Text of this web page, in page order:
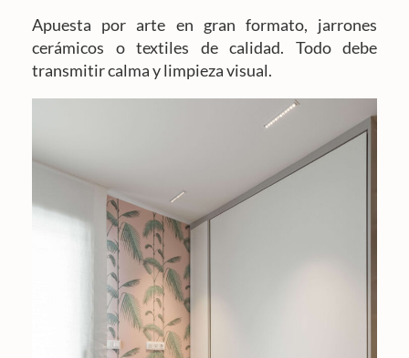
Apuesta por arte en gran formato, jarrones
cerámicos o textiles de calidad. Todo debe
transmitir calma y limpieza visual.